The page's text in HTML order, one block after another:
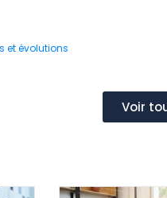
et évolutions
Voir